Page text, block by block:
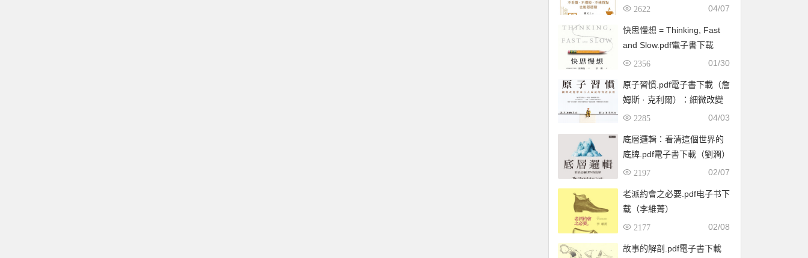
選股、不挑買點也能穩穩賺
2622 04/07
快思慢想 = Thinking, Fast
and Slow.pdf電子書下載
（康納曼 (Daniel
2356 01/30
原子習慣.pdf電子書下載（詹
姆斯 · 克利爾）：細微改變
帶來巨大成就的實證法則
2285 04/03
底層邏輯：看清這個世界的
底牌.pdf電子書下載（劉潤）
2197 02/07
老派約會之必要.pdf电子书下
载（李維菁）
2177 02/08
故事的解剖.pdf電子書下載